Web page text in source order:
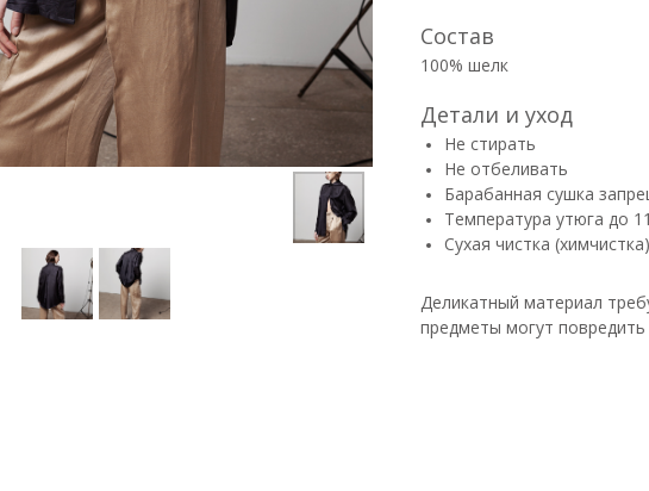
Состав
100% шелк
Детали и уход
Не стирать
Не отбеливать
Барабанная сушка
Температура утюга до
Сухая чистка (химчистка)
Деликатный материал
предметы могут